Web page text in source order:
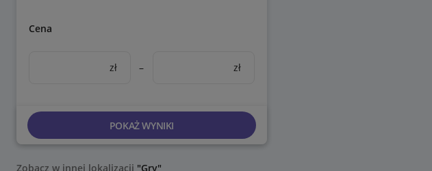
Cena
zł – zł
POKAŻ WYNIKI
Zobacz w innej lokalizacji "Gry"